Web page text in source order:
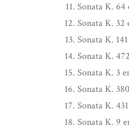
Sonata K.
Sonata K.
Sonata K.
Sonata K.
Sonata K. 3
Sonata K.
Sonata K.
Sonata K. 9